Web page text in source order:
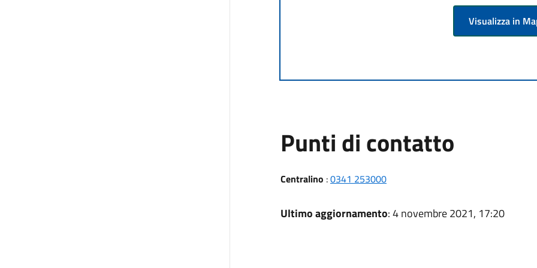
Visualizza in
Punti di contatto
Centralino :0341 253000
Ultimo aggiornamento: 4 novembre 2021, 17:20